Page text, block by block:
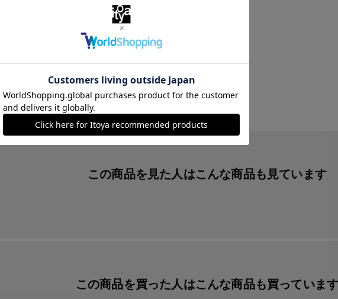
１本
13-9469-209
この商品を見た人はこんな商品も見ています
この商品を買った人はこんな商品も買っています